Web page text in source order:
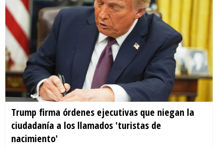
Trump firma órdenes ejecutivas que niegan la
ciudadanía a los llamados 'turistas de
nacimiento'